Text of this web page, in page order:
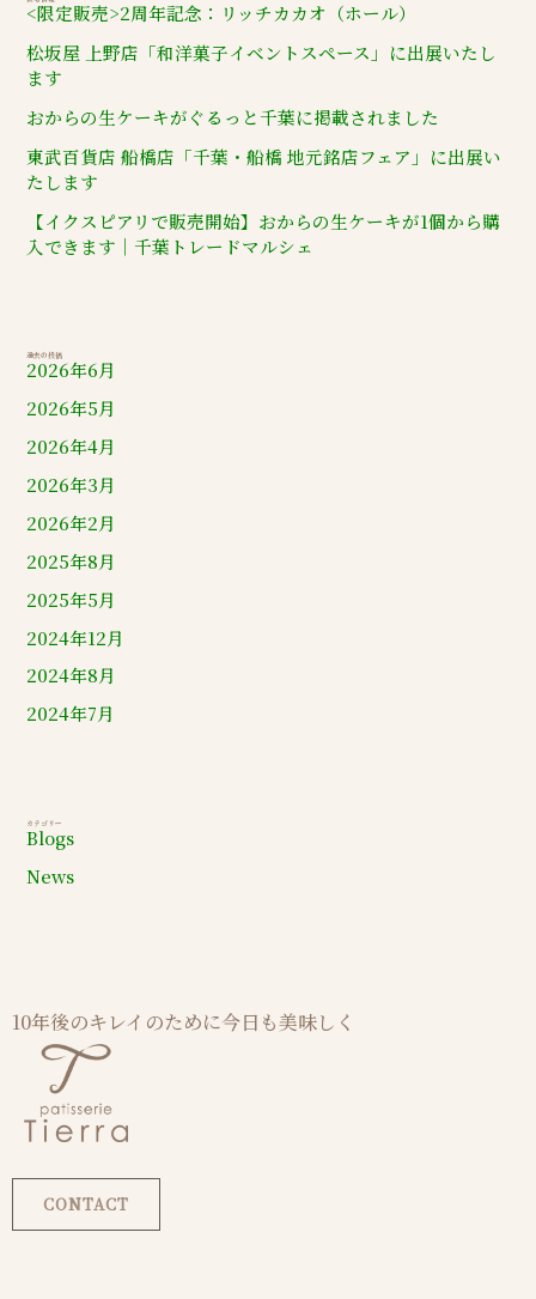
<限定販売>2周年記念：リッチカカオ（ホール）
松坂屋 上野店「和洋菓子イベントスペース」に出展いたし
ます
おからの生ケーキがぐるっと千葉に掲載されました
東武百貨店 船橋店「千葉・船橋 地元銘店フェア」に出展い
たします
【イクスピアリで販売開始】おからの生ケーキが1個から購
入できます｜千葉トレードマルシェ
過去の投稿
2026年6月
2026年5月
2026年4月
2026年3月
2026年2月
2025年8月
2025年5月
2024年12月
2024年8月
2024年7月
カテゴリー
Blogs
News
10年後のキレイのために今日も美味しく
CONTACT